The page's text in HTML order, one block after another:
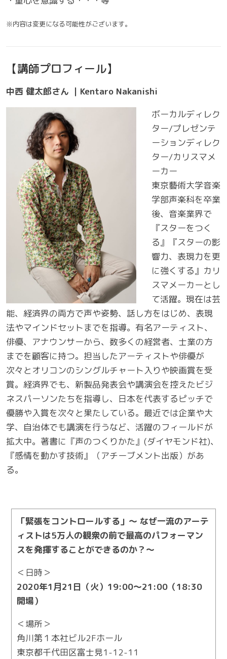
※内容は変更になる可能性がございます。
【講師プロフィール】
中西 健太郎さん ｜Kentaro Nakanishi
ボーカルディレク
ター/プレゼンテ
ーションディレク
ター/カリスマメ
ーカー
東京藝術大学音楽
学部声楽科を卒業
後、音楽業界で
『スターをつく
る』『スターの影
響力、表現力を更
に強くする』カリ
スマメーカーとし
て活躍。現在は芸
能、経済界の両方で声や姿勢、話し方をはじめ、表現
法やマインドセットまでを指導。有名アーティスト、
俳優、アナウンサーから、数多くの経営者、士業の方
までを顧客に持つ。担当したアーティストや俳優が
次々とオリコンのシングルチャート入りや映画賞を受
賞。経済界でも、新製品発表会や講演会を控えたビジ
ネスパーソンたちを指導し、日本を代表するピッチで
優勝や入賞を次々と果たしている。最近では企業や大
学、自治体でも講演を行うなど、活躍のフィールドが
拡大中。著書に『声のつくりかた』(ダイヤモンド社)、
『感情を動かす技術』（アチーブメント出版）があ
る。
「緊張をコントロールする」～ なぜ一流のアーテ
ィストは5万人の観衆の前で最高のパフォーマン
スを発揮することができるのか？～
＜日時＞
2020年1月21日（火）19:00～21:00（18:30
開場）
＜場所＞
角川第１本社ビル2Fホール
東京都千代田区富士見1-12-11